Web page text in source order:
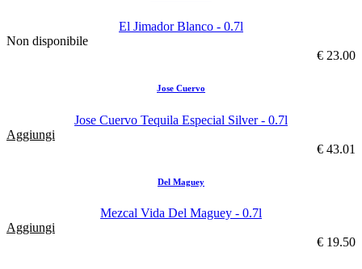
El Jimador Blanco - 0.7l
Non disponibile
€ 23.00
Jose Cuervo
Jose Cuervo Tequila Especial Silver - 0.7l
Aggiungi
€ 43.01
Del Maguey
Mezcal Vida Del Maguey - 0.7l
Aggiungi
€ 19.50